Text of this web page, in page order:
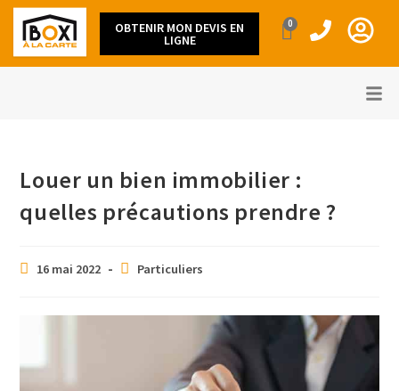
OBTENIR MON DEVIS EN
LIGNE
0
Louer un bien immobilier :
quelles précautions prendre ?
16 mai 2022 Particuliers